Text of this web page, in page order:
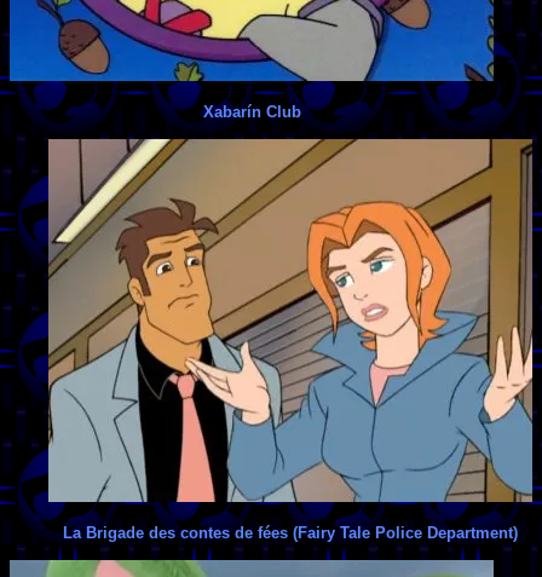
Xabarín Club
La Brigade des contes de fées (Fairy Tale Police Department)